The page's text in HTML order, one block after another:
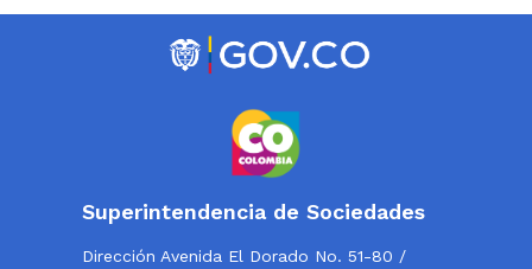
Superintendencia de Sociedades
Dirección Avenida El Dorado No. 51-80 /